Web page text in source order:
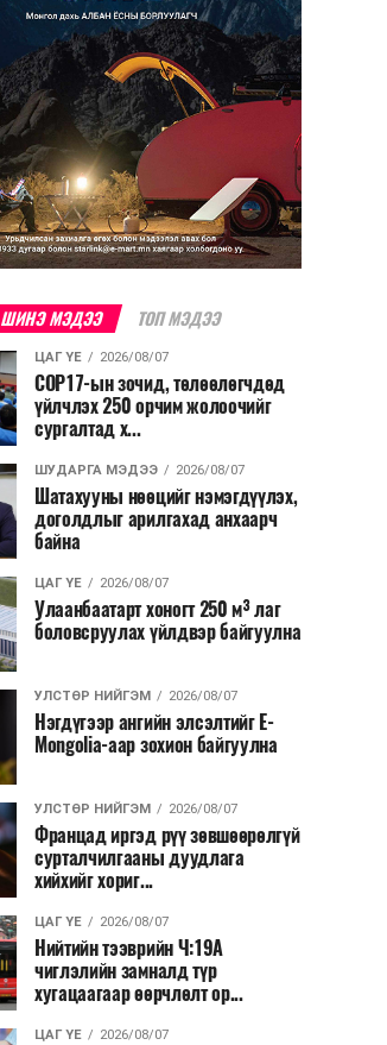
ШИНЭ МЭДЭЭ ТОП МЭДЭЭ
ЦАГ ҮЕ 2026/08/07
COP17-ын зочид, төлөөлөгчдөд
үйлчлэх 250 орчим жолоочийг
сургалтад х...
ШУДАРГА МЭДЭЭ 2026/08/07
Шатахууны нөөцийг нэмэгдүүлэх,
доголдлыг арилгахад анхаарч
байна
ЦАГ ҮЕ 2026/08/07
Улаанбаатарт хоногт 250 м³ лаг
боловсруулах үйлдвэр байгуулна
УЛСТӨР НИЙГЭМ 2026/08/07
Нэгдүгээр ангийн элсэлтийг E-
Mongolia-аар зохион байгуулна
УЛСТӨР НИЙГЭМ 2026/08/07
Францад иргэд рүү зөвшөөрөлгүй
сурталчилгааны дуудлага
хийхийг хориг...
ЦАГ ҮЕ 2026/08/07
Нийтийн тээврийн Ч:19А
чиглэлийн замналд түр
хугацаагаар өөрчлөлт ор...
ЦАГ ҮЕ 2026/08/07